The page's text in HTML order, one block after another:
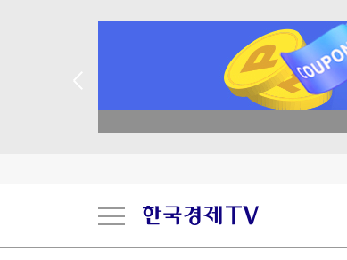
'몰카 걱정에'…英 식당·극장서 확산하
"中이 초청해주길 바라는 美국방 정